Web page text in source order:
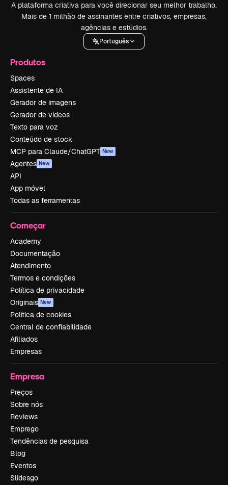
A plataforma criativa para você direcionar seu melhor trabalho.
Mais de 1 milhão de assinantes entre criativos, empresas,
agências e estúdios.
Português
Produtos
Spaces
Assistente de IA
Gerador de imagens
Gerador de vídeos
Texto para voz
Conteúdo de stock
MCP para Claude/ChatGPT New
Agentes New
API
App móvel
Todas as ferramentas
Começar
Academy
Documentação
Atendimento
Termos e condições
Política de privacidade
Originais New
Política de cookies
Central de confiabilidade
Afiliados
Empresas
Empresa
Preços
Sobre nós
Reviews
Emprego
Tendências de pesquisa
Blog
Eventos
Slidesgo